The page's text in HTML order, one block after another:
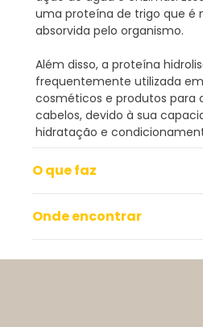
uma proteína de trigo que é
absorvida pelo organismo.
Além disso, a proteína
frequentemente utilizada
cosméticos e produtos para
cabelos, devido à sua
hidratação e
O que faz
Onde encontrar